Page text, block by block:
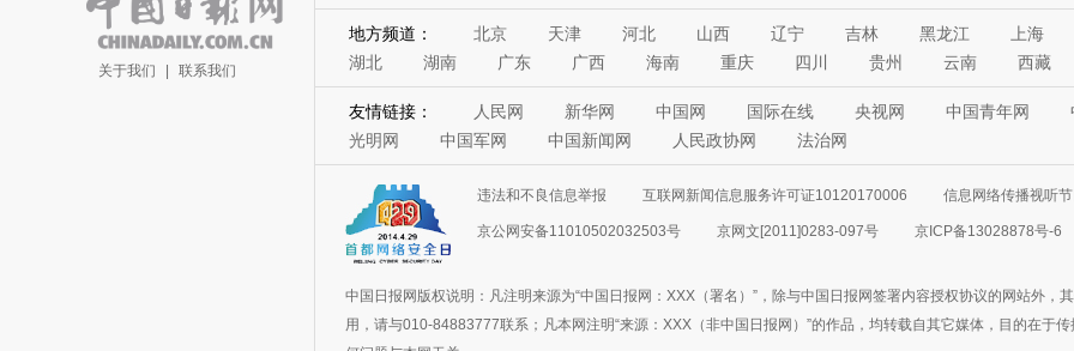
关于我们 | 联系我们
地方频道： 北京 天津 河北 山西 辽宁 吉林 黑龙江 上海
湖北
湖南 广东 广西 海南 重庆 四川 贵州 云南 西藏
友情链接： 人民网 新华网 中国网 国际在线 央视网 中国青年网
光明网
中国军网 中国新闻网 人民政协网 法治网
违法和不良信息举报 互联网新闻信息服务许可证10120170006 信息网络传播视听
京公网安备11010502032503号 京网文[2011]0283-097号 京ICP备13028878号-6
中国日报网版权说明：凡注明来源为“中国日报网：XXX（署名）”，除与中国日报网签署内容授权协议的网站外，
用，请与010-84883777联系；凡本网注明“来源：XXX（非中国日报网）”的作品，均转载自其它媒体，目的在于